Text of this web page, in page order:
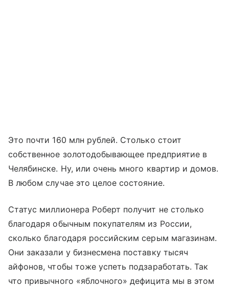
Это почти 160 млн рублей. Столько стоит
собственное золотодобывающее предприятие в
Челябинске. Ну, или очень много квартир и домов.
В любом случае это целое состояние.
Статус миллионера Роберт получит не столько
благодаря обычным покупателям из России,
сколько благодаря российским серым магазинам.
Они заказали у бизнесмена поставку тысяч
айфонов, чтобы тоже успеть подзаработать. Так
что привычного «яблочного» дефицита мы в этом